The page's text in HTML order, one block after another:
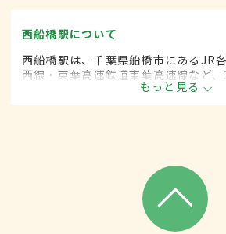
西船橋駅について
西船橋駅は、千葉県船橋市にあるJR
西線・東葉高速鉄道東葉高速線など
れている。駅構内にはショッピング
いて、多くの人に利用されている。
もっと見る